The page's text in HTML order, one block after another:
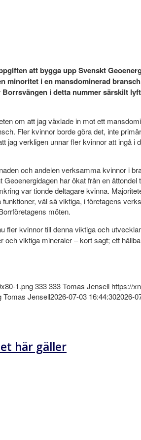
att bygga upp Svenskt
minoritet i en mansdominerad
i detta nummer särskilt
om att jag växlade in mot ett
Fler kvinnor borde göra det, inte
jag verkligen unnar fler kvinnor att ingå i
och andelen verksamma kvinnor i
har ökat från en åttondel
var tionde deltagare kvinna.
väl så viktiga, i företagens
möten.
fler kvinnor till denna viktiga och
viktiga mineraler – kort sagt; ett
1.png333333Tomas Jensell https://
Tomas Jensell2026-07-03 16:44:302026-
här gäller